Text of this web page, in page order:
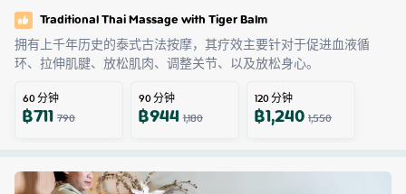
Traditional Thai Massage with Tiger Balm
拥有上千年历史的泰式古法按摩，其疗效主要针对于促进血液循
环、拉伸肌腱、放松肌肉、调整关节、以及放松身心。
60分钟
฿711790
90分钟
฿944 1,180
120分钟
฿1,2401,550